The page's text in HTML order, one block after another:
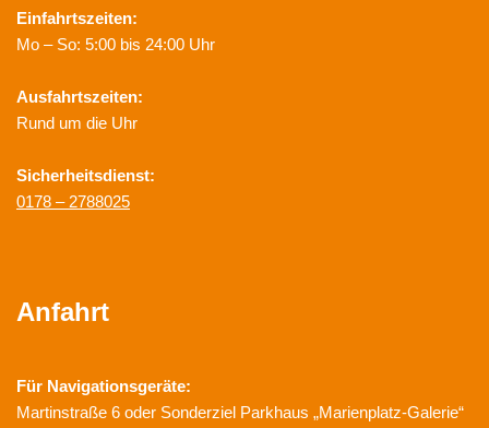
Einfahrtszeiten:
Mo – So: 5:00 bis 24:00 Uhr
Ausfahrtszeiten:
Rund um die Uhr
Sicherheitsdienst:
0178 – 2788025
Anfahrt
Für Navigationsgeräte:
Martinstraße 6 oder Sonderziel Parkhaus „Marienplatz-Galerie“